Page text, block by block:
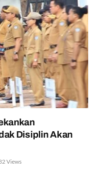
Disiplin Akan
Views